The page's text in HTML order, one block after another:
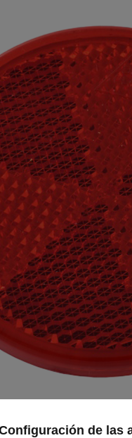
DOBPLAST
UT004786de las